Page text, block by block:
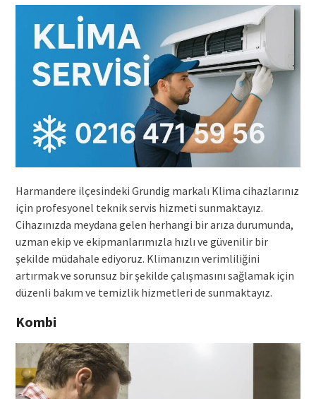
Harmandere ilçesindeki Grundig markalı Klima cihazlarınız
için profesyonel teknik servis hizmeti sunmaktayız.
Cihazınızda meydana gelen herhangi bir arıza durumunda,
uzman ekip ve ekipmanlarımızla hızlı ve güvenilir bir
şekilde müdahale ediyoruz. Klimanızın verimliliğini
artırmak ve sorunsuz bir şekilde çalışmasını sağlamak için
düzenli bakım ve temizlik hizmetleri de sunmaktayız.
Kombi